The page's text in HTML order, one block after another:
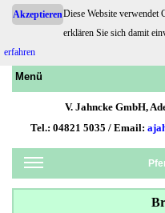
Menü
V. Jahncke GmbH,
Tel.: 04821 5035 / Email:
AkzeptierenDiese Website verwendet
erklären Sie sich damit
erfahren